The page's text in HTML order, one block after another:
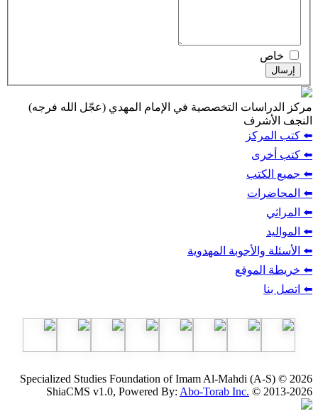
التخصصية في الإمام المهدي (عجّل الله فرجه)
المهدوية
Specialized Studies Foundation of Imam Al-
ShiaCMS v1.0, Powered By:Abo-Torab Inc.